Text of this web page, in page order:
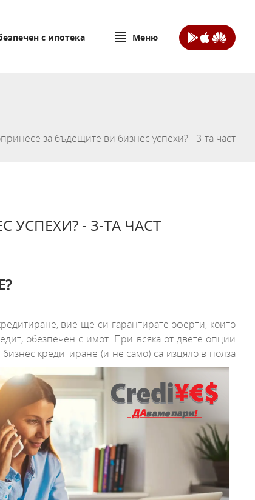
Меню
с ипотека
за бъдещите ви бизнес успехи? - 3-та част
УСПЕХИ? - 3-ТА ЧАСТ
вие ще си гарантирате оферти, които
обезпечен с имот. При всяка от двете опции
кредитиране (и не само) са изцяло в полза